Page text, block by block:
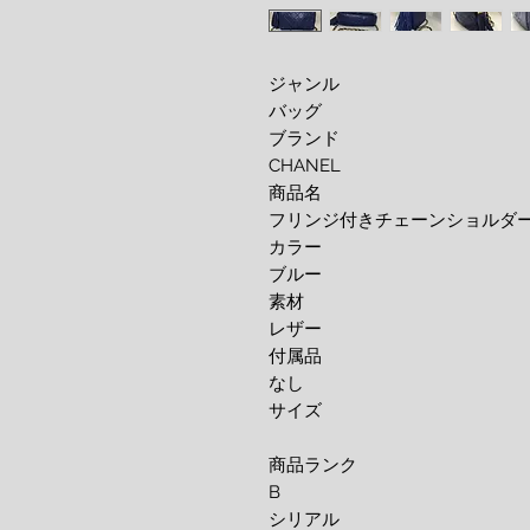
ジャンル
バッグ
ブランド
CHANEL
商品名
フリンジ付きチェーンショルダ
カラー
ブルー
素材
レザー
付属品
なし
サイズ
商品ランク
B
シリアル